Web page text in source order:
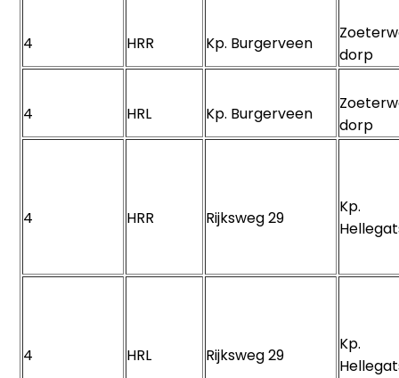
4 HRR Kp. Burgerveen
dorp
4 HRL Kp. Burgerveen
dorp
4 HRR Rijksweg 29
Kp.
4 HRL Rijksweg 29
Kp.